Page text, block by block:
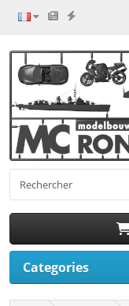
Categories